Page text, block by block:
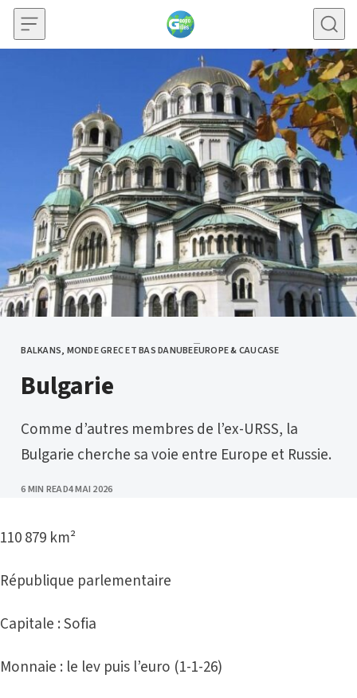
Skip to content
CATEGORY
BALKANS, MONDE GREC ET BAS DANUBEEUROPE & CAUCASE
Bulgarie
Comme d’autres membres de l’ex-URSS, la
Bulgarie cherche sa voie entre Europe et Russie.
6 MIN READPUBLISHED
4 MAI 2026
110 879 km²
République parlementaire
Capitale : Sofia
Monnaie : le lev puis l’euro (1-1-26)